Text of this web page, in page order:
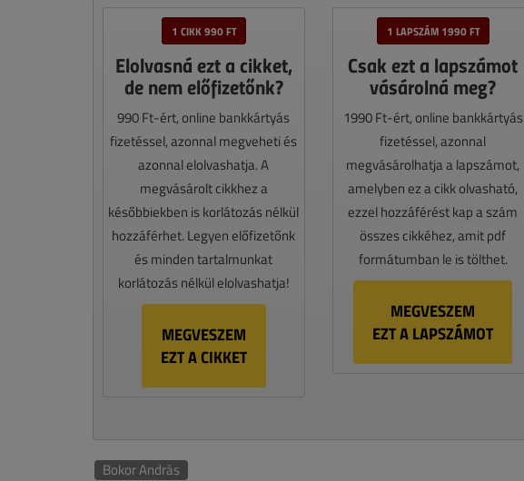
1 CIKK 990 FT
Elolvasná ezt a cikket,
de nem előfizetőnk?
990 Ft-ért, online bankkártyás
fizetéssel, azonnal megveheti és
azonnal elolvashatja. A
megvásárolt cikkhez a
későbbiekben is korlátozás nélkül
hozzáférhet. Legyen előfizetőnk
és minden tartalmunkat
korlátozás nélkül elolvashatja!
MEGVESZEM
EZT A CIKKET
1 LAPSZÁM 1990 FT
Csak ezt a lapszámot
vásárolná meg?
1990 Ft-ért, online bankkártyás
fizetéssel, azonnal
megvásárolhatja a lapszámot,
amelyben ez a cikk olvasható,
ezzel hozzáférést kap a szám
összes cikkéhez, amit pdf
formátumban le is tölthet.
MEGVESZEM
EZT A LAPSZÁMOT
Bokor András